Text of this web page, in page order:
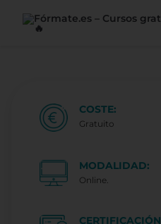
COSTE:
Gratuito
MODALIDAD:
Online.